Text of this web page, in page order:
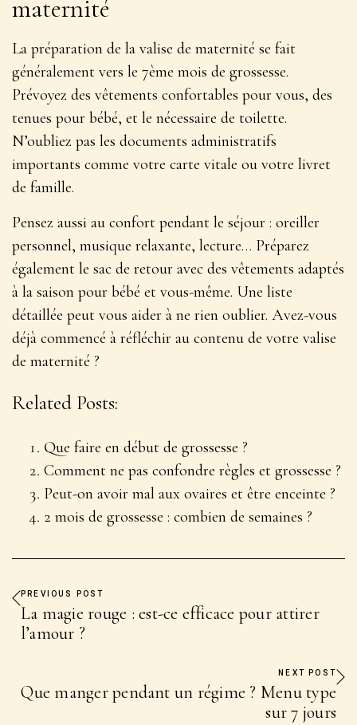
maternité
La préparation de la valise de maternité se fait
généralement vers le 7ème mois de grossesse.
Prévoyez des vêtements confortables pour vous, des
tenues pour bébé, et le nécessaire de toilette.
N’oubliez pas les documents administratifs
importants comme votre carte vitale ou votre livret
de famille.
Pensez aussi au confort pendant le séjour : oreiller
personnel, musique relaxante, lecture… Préparez
également le sac de retour avec des vêtements adaptés
à la saison pour bébé et vous-même. Une liste
détaillée peut vous aider à ne rien oublier. Avez-vous
déjà commencé à réfléchir au contenu de votre valise
de maternité ?
Related Posts:
Que faire en début de grossesse ?
Comment ne pas confondre règles et grossesse ?
Peut-on avoir mal aux ovaires et être enceinte ?
2 mois de grossesse : combien de semaines ?
PREVIOUS POST
La magie rouge : est-ce efficace pour attirer
l’amour ?
NEXT POST
Que manger pendant un régime ? Menu type
sur 7 jours